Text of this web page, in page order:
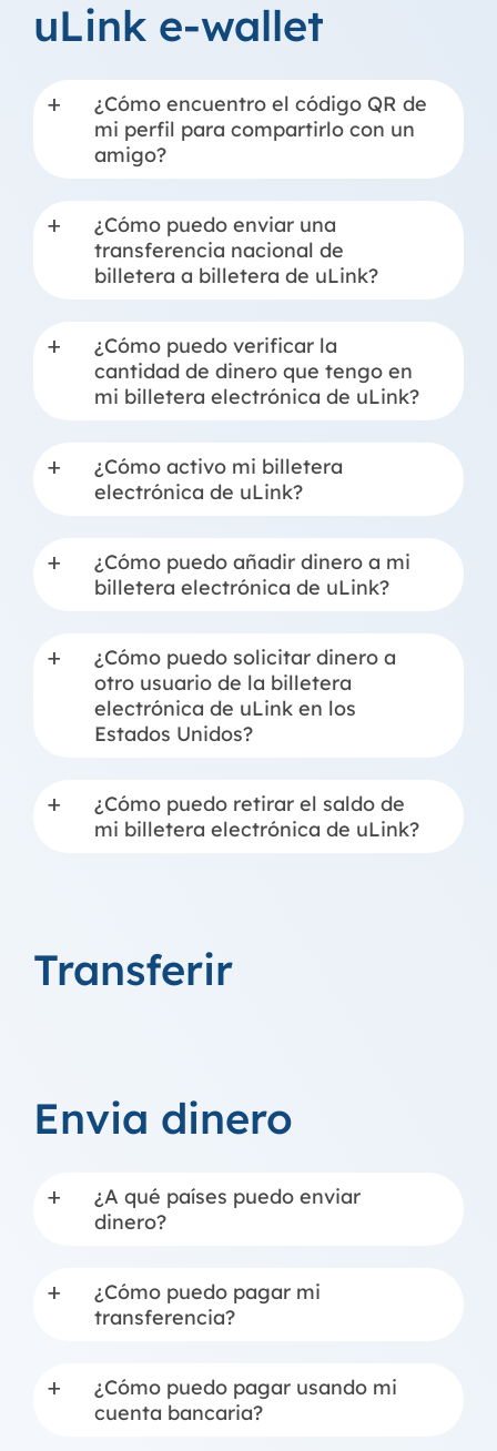
uLink e-wallet
a
¿Cómo encuentro el código QR de
mi perfil para compartirlo con un
amigo?
a
¿Cómo puedo enviar una
transferencia nacional de
billetera a billetera de uLink?
a
¿Cómo puedo verificar la
cantidad de dinero que tengo en
mi billetera electrónica de uLink?
a
¿Cómo activo mi billetera
electrónica de uLink?
a
¿Cómo puedo añadir dinero a mi
billetera electrónica de uLink?
a
¿Cómo puedo solicitar dinero a
otro usuario de la billetera
electrónica de uLink en los
Estados Unidos?
a
¿Cómo puedo retirar el saldo de
mi billetera electrónica de uLink?
Transferir
Envia dinero
a
¿A qué países puedo enviar
dinero?
a
¿Cómo puedo pagar mi
transferencia?
a
¿Cómo puedo pagar usando mi
cuenta bancaria?